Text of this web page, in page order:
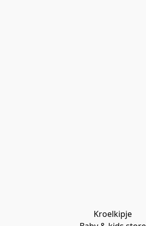
Kroelkipje